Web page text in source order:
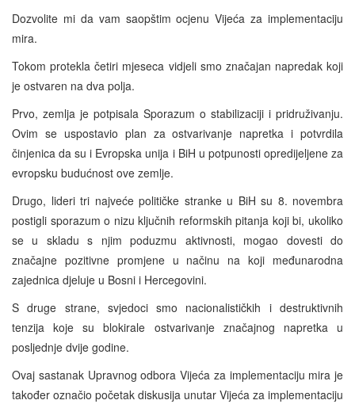
Dozvolite mi da vam saopštim ocjenu Vijeća za implementaciju
mira.
Tokom protekla četiri mjeseca vidjeli smo značajan napredak koji
je ostvaren na dva polja.
Prvo, zemlja je potpisala Sporazum o stabilizaciji i pridruživanju.
Ovim se uspostavio plan za ostvarivanje napretka i potvrdila
činjenica da su i Evropska unija i BiH u potpunosti opredijeljene za
evropsku budućnost ove zemlje.
Drugo, lideri tri najveće političke stranke u BiH su 8. novembra
postigli sporazum o nizu ključnih reformskih pitanja koji bi, ukoliko
se u skladu s njim poduzmu aktivnosti, mogao dovesti do
značajne pozitivne promjene u načinu na koji međunarodna
zajednica djeluje u Bosni i Hercegovini.
S druge strane, svjedoci smo nacionalističkih i destruktivnih
tenzija koje su blokirale ostvarivanje značajnog napretka u
posljednje dvije godine.
Ovaj sastanak Upravnog odbora Vijeća za implementaciju mira je
također označio početak diskusija unutar Vijeća za implementaciju